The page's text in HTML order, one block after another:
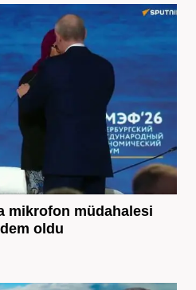
mikrofon müdahalesi
oldu